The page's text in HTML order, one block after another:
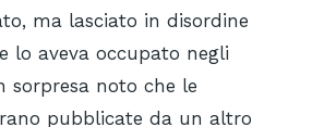
ma lasciato in disordine
lo aveva occupato negli
sorpresa noto che le
pubblicate da un altro